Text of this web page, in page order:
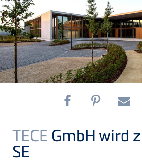
TECE GmbH wird
SE